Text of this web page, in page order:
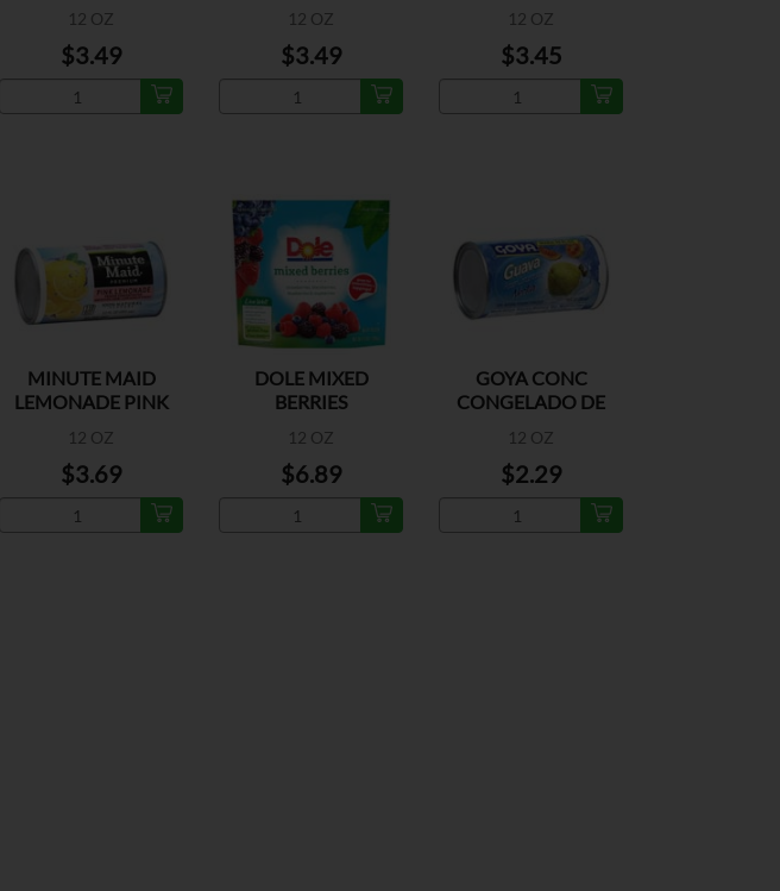
12 OZ
$3.49
12 OZ
$3.49
PARCHA
12 OZ
$3.45
MINUTE MAID
LEMONADE PINK
12 OZ
$3.69
DOLE MIXED
BERRIES
BLEND
12 OZ
$6.89
GOYA CONC
CONGELADO DE
12 OZ
$2.29